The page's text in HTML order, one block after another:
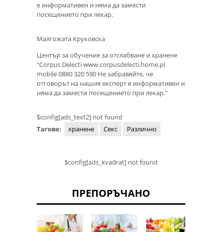
е информативен и няма да замести
посещението при лекар.
Малгожата Круковска
Център за обучение за отслабване и хранене
"Corpus Delecti www.corpusdelecti.home.pl
mobile 0880 320 590 Не забравяйте, че
отговорът на нашия експерт е информативен и
няма да замести посещението при лекар."
$config[ads_text2] not found
Тагове:
хранене Секс Различно
$config[ads_kvadrat] not found
ПРЕПОРЪЧАНО